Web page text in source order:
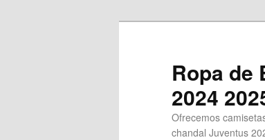
Ropa de
2024
Ofrecemos
chandal Juventus